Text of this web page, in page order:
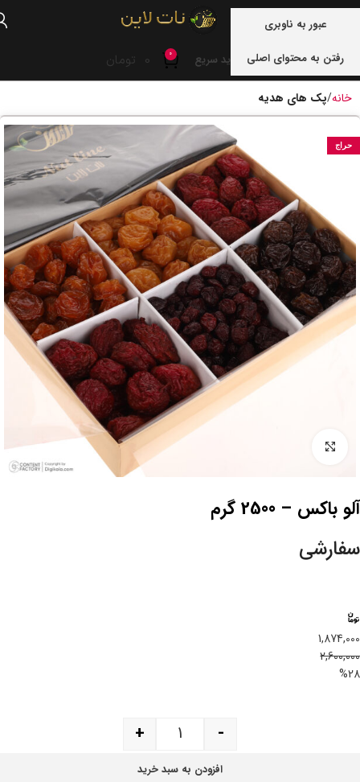
عبور به ناوبری
رفتن به محتوای اصلی
خرید سریع 0
0 تومان
خانه پک های هدیه
حراج
آلو باکس – 2500 گرم
سفارشی
1,874,000
2,600,000
%28
-
+
افزودن به سبد خرید